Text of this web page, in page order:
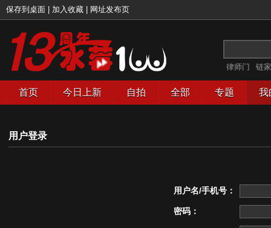
保存到桌面 加入收藏 网址发布页
律师门 链
首页 今日上新 自拍 全部 专题 我
用户登录
用户名/手机号：
密码：